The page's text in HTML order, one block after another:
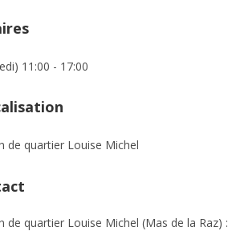
11:00 - 17:00
de quartier Louise Michel
de quartier Louise Michel (Mas de la Raz) :